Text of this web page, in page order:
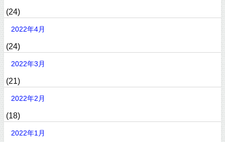
(24)
2022年4月
(24)
2022年3月
(21)
2022年2月
(18)
2022年1月